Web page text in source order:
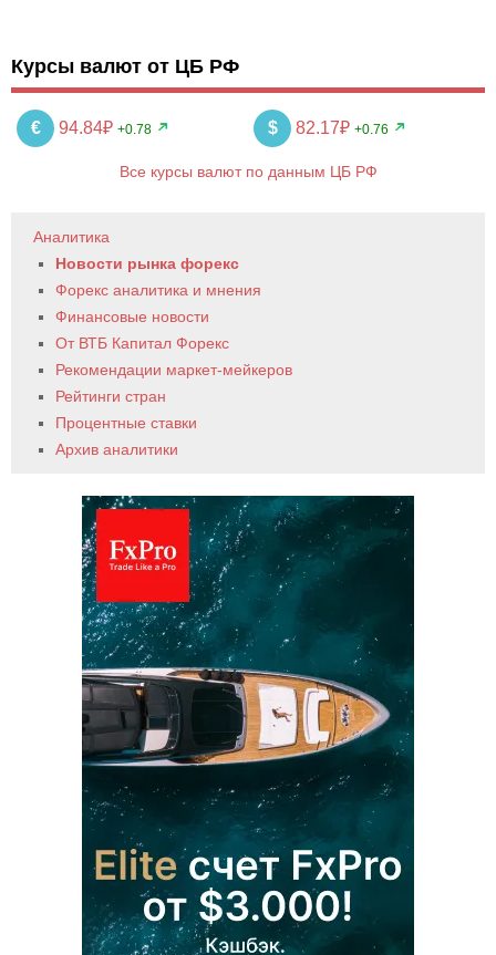
Курсы валют от ЦБ РФ
€ 94.84₽ +0.78 $ 82.17₽ +0.76
Все курсы валют по данным ЦБ РФ
Аналитика
Новости рынка форекс
Форекс аналитика и мнения
Финансовые новости
От ВТБ Капитал Форекс
Рекомендации маркет-мейкеров
Рейтинги стран
Процентные ставки
Архив аналитики